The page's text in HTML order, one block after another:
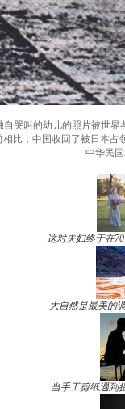
哭叫的幼儿的照片被世
比，中国收回了被日本占
中华民
这对夫妇终于在
大自然是最美的
当手工剪纸遇到